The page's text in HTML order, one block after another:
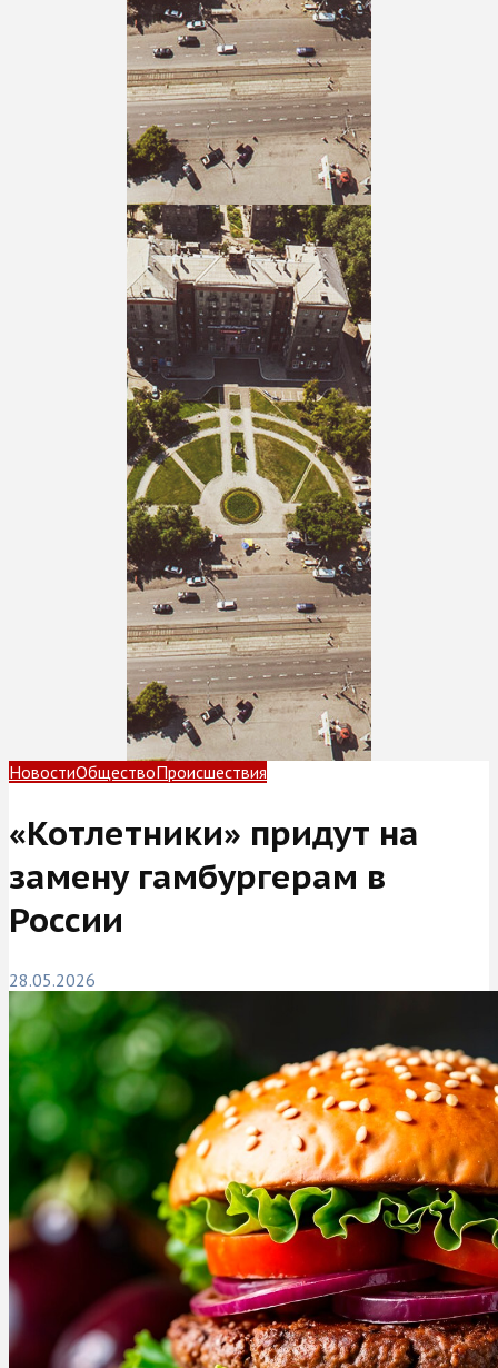
НовостиОбществоПроисшествия
«Котлетники» придут на
замену гамбургерам в
России
28.05.2026